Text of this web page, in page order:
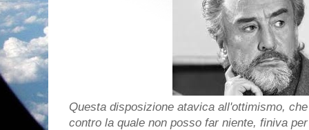
Questa disposizione atavica all'ottimismo,
contro la quale non posso far niente, finiva